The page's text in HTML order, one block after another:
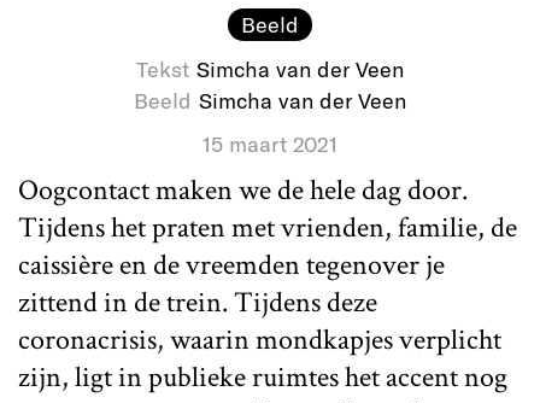
Beeld
Tekst Simcha van der Veen
Beeld Simcha van der Veen
15 maart 2021
Oogcontact maken we de hele dag door.
Tijdens het praten met vrienden, familie, de
caissière en de vreemden tegenover je
zittend in de trein. Tijdens deze
coronacrisis, waarin mondkapjes verplicht
zijn, ligt in publieke ruimtes het accent nog